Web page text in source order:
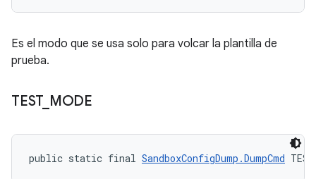
Es el modo que se usa solo para volcar la plantilla de
prueba.
TEST_ MODE
public static final SandboxConfigDump.DumpCmd